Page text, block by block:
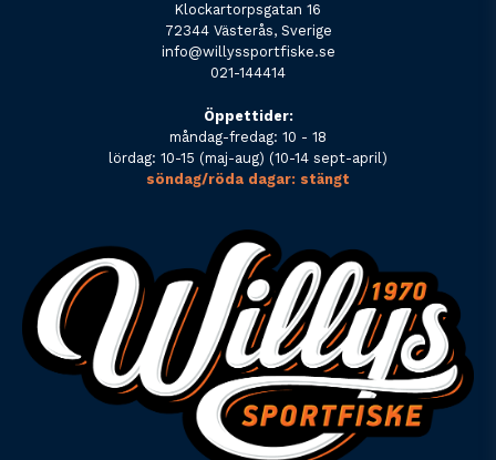
Klockartorpsgatan 16
72344 Västerås, Sverige
info@willyssportfiske.se
021-144414
Öppettider:
måndag-fredag: 10 - 18
lördag: 10-15 (maj-aug) (10-14 sept-april)
söndag/röda dagar: stängt